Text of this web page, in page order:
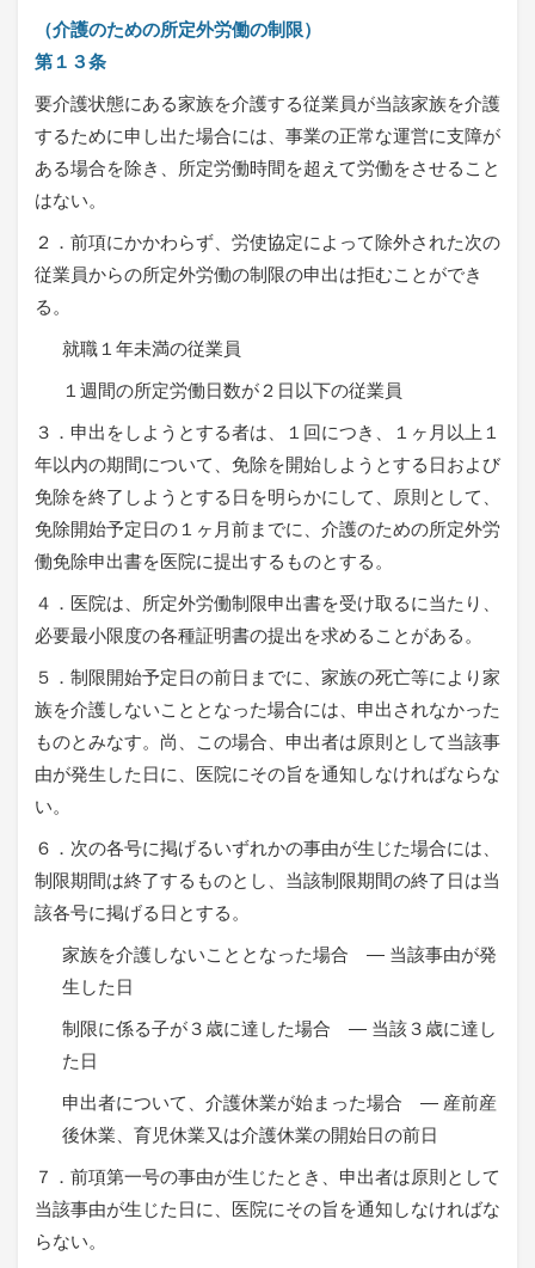
（介護のための所定外労働の制限）
第１３条
要介護状態にある家族を介護する従業員が当該家族を介護
するために申し出た場合には、事業の正常な運営に支障が
ある場合を除き、所定労働時間を超えて労働をさせること
はない。
２．前項にかかわらず、労使協定によって除外された次の
従業員からの所定外労働の制限の申出は拒むことができ
る。
就職１年未満の従業員
１週間の所定労働日数が２日以下の従業員
３．申出をしようとする者は、１回につき、１ヶ月以上１
年以内の期間について、免除を開始しようとする日および
免除を終了しようとする日を明らかにして、原則として、
免除開始予定日の１ヶ月前までに、介護のための所定外労
働免除申出書を医院に提出するものとする。
４．医院は、所定外労働制限申出書を受け取るに当たり、
必要最小限度の各種証明書の提出を求めることがある。
５．制限開始予定日の前日までに、家族の死亡等により家
族を介護しないこととなった場合には、申出されなかった
ものとみなす。尚、この場合、申出者は原則として当該事
由が発生した日に、医院にその旨を通知しなければならな
い。
６．次の各号に掲げるいずれかの事由が生じた場合には、
制限期間は終了するものとし、当該制限期間の終了日は当
該各号に掲げる日とする。
家族を介護しないこととなった場合 ― 当該事由が発
生した日
制限に係る子が３歳に達した場合 ― 当該３歳に達し
た日
申出者について、介護休業が始まった場合 ― 産前産
後休業、育児休業又は介護休業の開始日の前日
７．前項第一号の事由が生じたとき、申出者は原則として
当該事由が生じた日に、医院にその旨を通知しなければな
らない。